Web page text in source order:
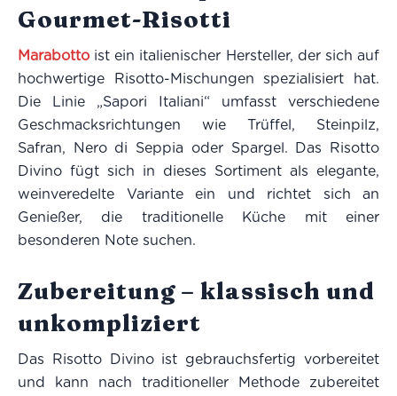
Gourmet-Risotti
Marabotto ist ein italienischer Hersteller, der sich auf
hochwertige Risotto-Mischungen spezialisiert hat.
Die Linie „Sapori Italiani“ umfasst verschiedene
Geschmacksrichtungen wie Trüffel, Steinpilz,
Safran, Nero di Seppia oder Spargel. Das Risotto
Divino fügt sich in dieses Sortiment als elegante,
weinveredelte Variante ein und richtet sich an
Genießer, die traditionelle Küche mit einer
besonderen Note suchen.
Zubereitung – klassisch und
unkompliziert
Das Risotto Divino ist gebrauchsfertig vorbereitet
und kann nach traditioneller Methode zubereitet